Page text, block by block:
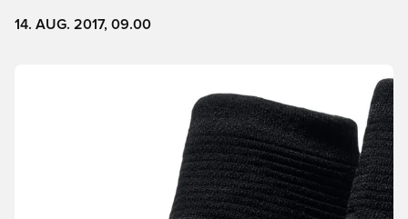
14. AUG. 2017, 09.00